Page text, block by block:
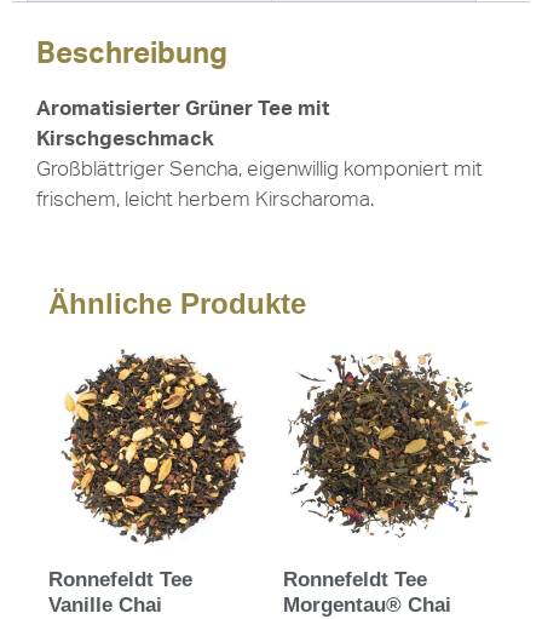
Beschreibung
Aromatisierter Grüner Tee mit
Kirschgeschmack
Großblättriger Sencha, eigenwillig komponiert mit
frischem, leicht herbem Kirscharoma.
Ähnliche Produkte
Ronnefeldt Tee
Vanille Chai
Ronnefeldt Tee
Morgentau® Chai